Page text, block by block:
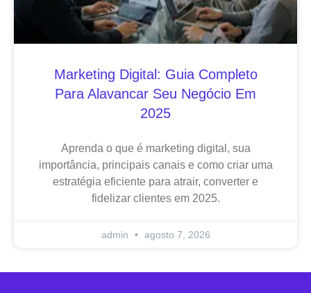
Marketing Digital: Guia Completo
Para Alavancar Seu Negócio Em
2025
Aprenda o que é marketing digital, sua
importância, principais canais e como criar uma
estratégia eficiente para atrair, converter e
fidelizar clientes em 2025.
admin agosto 7, 2026